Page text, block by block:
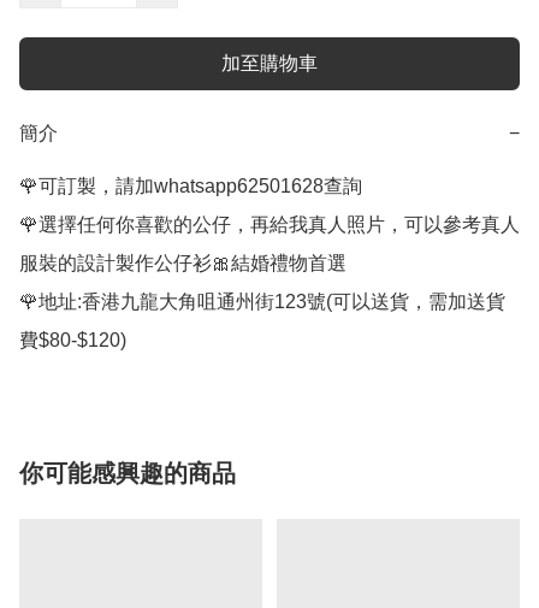
加至購物車
簡介 −
🌹可訂製，請加whatsapp62501628查詢
🌹選擇任何你喜歡的公仔，再給我真人照片，可以參考真人
服裝的設計製作公仔衫🎀結婚禮物首選
🌹地址:香港九龍大角咀通州街123號(可以送貨，需加送貨
你可能感興趣的商品